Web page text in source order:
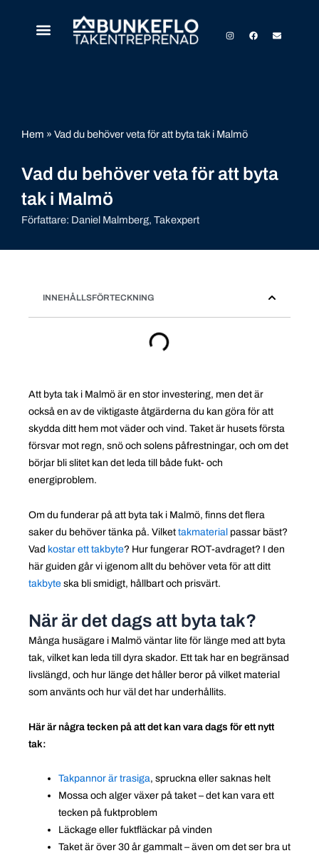
I
n
F
a
E
n
Hem » Vad du behöver veta för att byta tak i Malmö
Vad du behöver veta för att byta
tak i Malmö
Författare: Daniel Malmberg, Takexpert
Att byta tak i Malmö är en stor investering, men det är
också en av de viktigaste åtgärderna du kan göra för att
skydda ditt hem mot väder och vind. Taket är husets första
försvar mot regn, snö och solens påfrestningar, och om det
börjar bli slitet kan det leda till både fukt- och
energiproblem.
Om du funderar på att byta tak i Malmö, finns det flera
saker du behöver tänka på. Vilket takmaterial passar bäst?
Vad kostar ett takbyte? Hur fungerar ROT-avdraget? I den
här guiden går vi igenom allt du behöver veta för att ditt
takbyte ska bli smidigt, hållbart och prisvärt.
När är det dags att byta tak?
Många husägare i Malmö väntar lite för länge med att byta
tak, vilket kan leda till dyra skador. Ett tak har en begränsad
livslängd, och hur länge det håller beror på vilket material
som använts och hur väl det har underhållits.
Här är några tecken på att det kan vara dags för ett nytt
tak:
Takpannor är trasiga, spruckna eller saknas helt
Mossa och alger växer på taket – det kan vara ett
tecken på fuktproblem
Läckage eller fuktfläckar på vinden
Taket är över 30 år gammalt – även om det ser bra ut
INNEHÅLLSFÖRTECKNING